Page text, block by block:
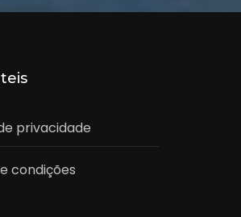
privacidade
condições